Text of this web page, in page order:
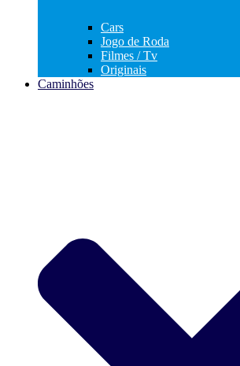
Cars
Jogo de Roda
Filmes / Tv
Originais
Caminhões